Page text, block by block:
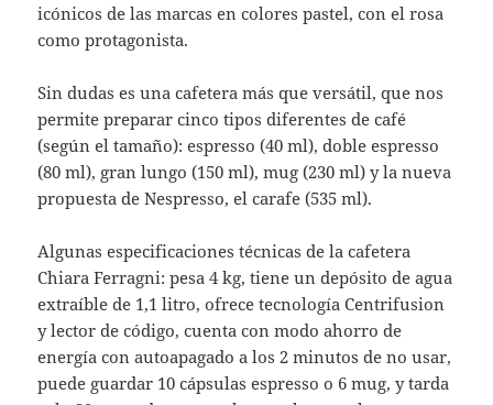
icónicos de las marcas en colores pastel, con el rosa
como protagonista.
Sin dudas es una cafetera más que versátil, que nos
permite preparar cinco tipos diferentes de café
(según el tamaño): espresso (40 ml), doble espresso
(80 ml), gran lungo (150 ml), mug (230 ml) y la nueva
propuesta de Nespresso, el carafe (535 ml).
Algunas especificaciones técnicas de la cafetera
Chiara Ferragni: pesa 4 kg, tiene un depósito de agua
extraíble de 1,1 litro, ofrece tecnología Centrifusion
y lector de código, cuenta con modo ahorro de
energía con autoapagado a los 2 minutos de no usar,
puede guardar 10 cápsulas espresso o 6 mug, y tarda